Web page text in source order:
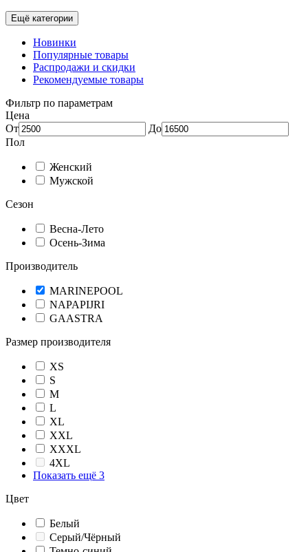
Ещё категории
Новинки
Популярные товары
Распродажи и скидки
Рекомендуемые товары
Фильтр по параметрам
Цена
От
До
Пол
Женский
Мужской
Сезон
Весна-Лето
Осень-Зима
Производитель
MARINEPOOL
NAPAPIJRI
GAASTRA
Размер производителя
XS
S
M
L
XL
XXL
XXXL
4XL
Показать ещё 3
Цвет
Белый
Серый/Чёрный